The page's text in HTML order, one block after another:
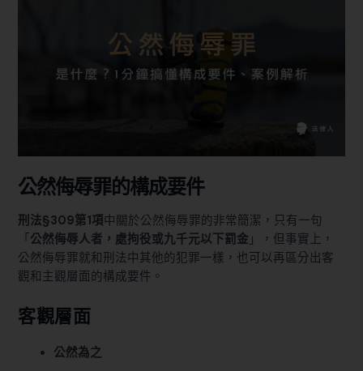
公然侮辱罪的構成要件
刑法§309第1項中關於公然侮辱罪的非常簡潔，只有一句
公然侮辱人者，處拘役或九千元以下罰金 」，但事實上，
公然侮辱罪就和刑法中其他的犯罪一樣，也可以再區分出客
觀和主觀層面的構成要件。
客觀層面
公然為之